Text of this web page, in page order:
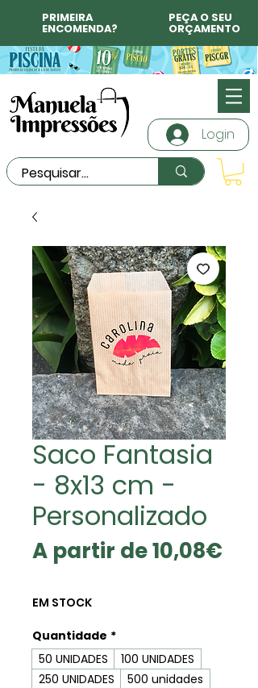
PRIMEIRA
ENCOMENDA?
PEÇA O SEU
ORÇAMENTO
Login
Saco Fantasia
- 8x13 cm -
Personalizado
A partir de10,08€
promocional
EM STOCK
Quantidade *
50 UNIDADES
100 UNIDADES
250 UNIDADES
500 unidades